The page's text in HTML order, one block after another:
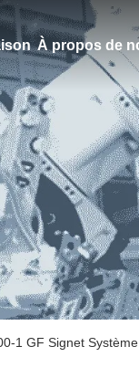
À propos de
1 GF Signet